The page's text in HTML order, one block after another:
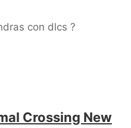
con dlcs ?
Crossing New